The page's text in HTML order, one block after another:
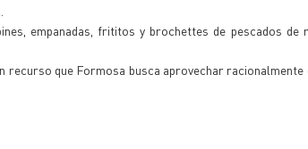
empanadas, frititos y brochettes de pescados de
recurso que Formosa busca aprovechar racionalmente